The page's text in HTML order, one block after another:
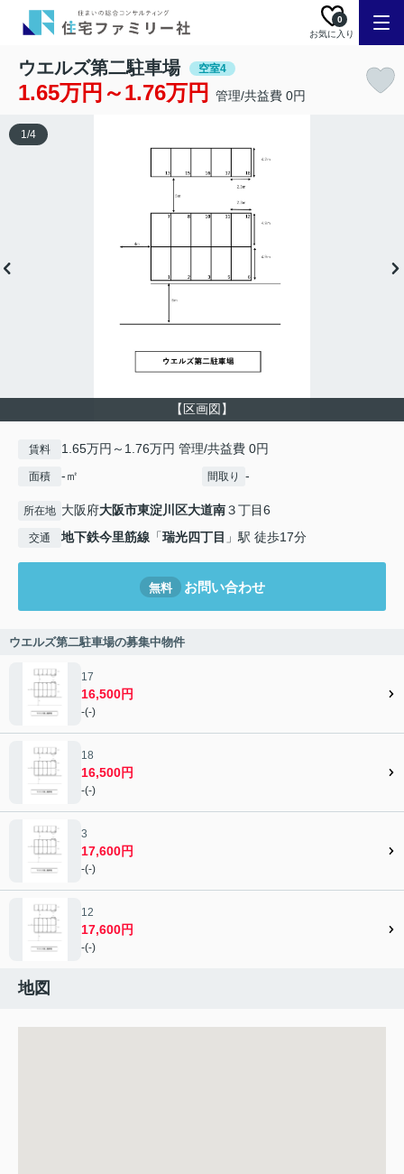
お気に入り
0
ウエルズ第二駐車場 空室4
1.65万円～1.76万円 管理/共益費 0円
【区画図】
1/4
賃料 1.65万円～1.76万円 管理/共益費 0円
面積 -㎡ 間取り -
所在地 大阪府大阪市東淀川区大道南３丁目6
交通 地下鉄今里筋線 「瑞光四丁目 」駅 徒歩17分
無料 お問い合わせ
ウエルズ第二駐車場の募集中物件
17
16,500円
-(-)
18
16,500円
-(-)
3
17,600円
-(-)
12
17,600円
-(-)
地図